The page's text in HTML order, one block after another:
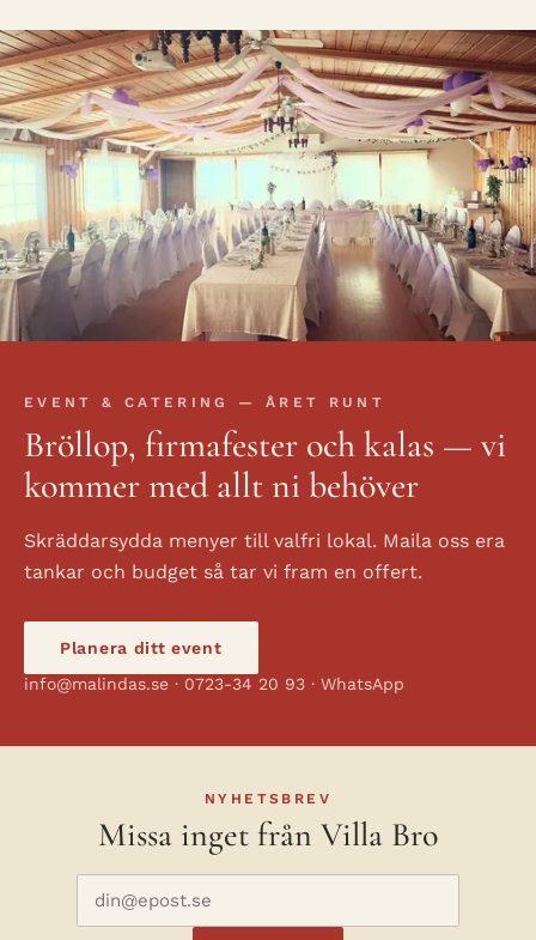
EVENT & CATERING — ÅRET RUNT
Bröllop, firmafester och kalas — vi
kommer med allt ni behöver
Skräddarsydda menyer till valfri lokal. Maila oss era
tankar och budget så tar vi fram en offert.
Planera ditt event
info@malindas.se · 0723-34 20 93 · WhatsApp
NYHETSBREV
Missa inget från Villa Bro